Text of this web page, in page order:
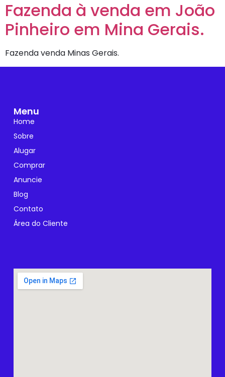
Fazenda à venda em João
Pinheiro em Mina Gerais.
Fazenda venda Minas Gerais.
Menu
Home
Sobre
Alugar
Comprar
Anuncie
Blog
Contato
Área do Cliente